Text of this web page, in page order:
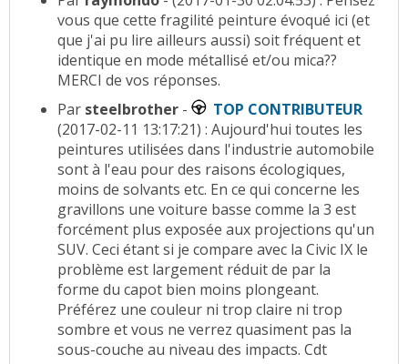
vous que cette fragilité peinture évoqué ici (et
que j'ai pu lire ailleurs aussi) soit fréquent et
identique en mode métallisé et/ou mica??
MERCI de vos réponses.
Par steelbrother -
TOP CONTRIBUTEUR
(2017-02-11 13:17:21) : Aujourd'hui toutes les
peintures utilisées dans l'industrie automobile
sont à l'eau pour des raisons écologiques,
moins de solvants etc. En ce qui concerne les
gravillons une voiture basse comme la 3 est
forcément plus exposée aux projections qu'un
SUV. Ceci étant si je compare avec la Civic IX le
problème est largement réduit de par la
forme du capot bien moins plongeant.
Préférez une couleur ni trop claire ni trop
sombre et vous ne verrez quasiment pas la
sous-couche au niveau des impacts. Cdt